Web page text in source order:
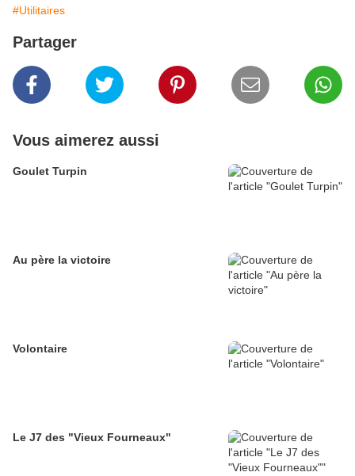
#Utilitaires
Partager
Vous aimerez aussi
Goulet Turpin
Au père la victoire
Volontaire
Le J7 des "Vieux Fourneaux"